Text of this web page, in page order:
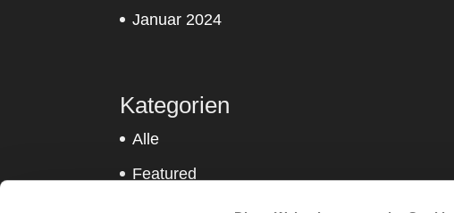
Januar 2024
Kategorien
Alle
Featured